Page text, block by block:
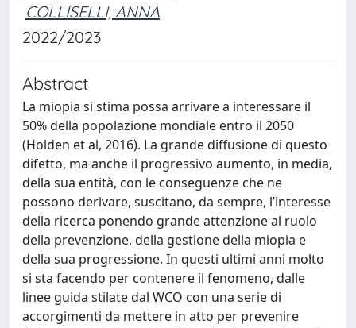
COLLISELLI, ANNA
2022/2023
Abstract
La miopia si stima possa arrivare a interessare il
50% della popolazione mondiale entro il 2050
(Holden et al, 2016). La grande diffusione di questo
difetto, ma anche il progressivo aumento, in media,
della sua entità, con le conseguenze che ne
possono derivare, suscitano, da sempre, l’interesse
della ricerca ponendo grande attenzione al ruolo
della prevenzione, della gestione della miopia e
della sua progressione. In questi ultimi anni molto
si sta facendo per contenere il fenomeno, dalle
linee guida stilate dal WCO con una serie di
accorgimenti da mettere in atto per prevenire